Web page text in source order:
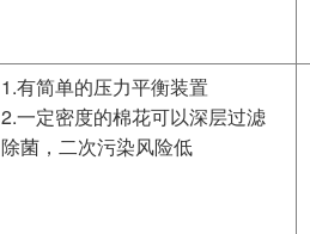
1.有简单的压力平衡装置
2.一定密度的棉花可以深层过滤
除菌，二次污染风险低